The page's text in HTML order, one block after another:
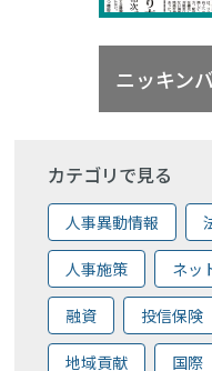
ニッキン
カテゴリで見る
人事異動情報
人事施策 ネッ
融資 投信保険
地域貢献 国際